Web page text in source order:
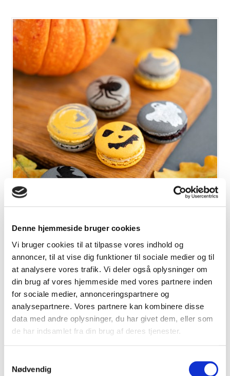
Denne hjemmeside bruger cookies
Vi bruger cookies til at tilpasse vores indhold og
annoncer, til at vise dig funktioner til sociale medier og til
at analysere vores trafik. Vi deler også oplysninger om
din brug af vores hjemmeside med vores partnere inden
for sociale medier, annonceringspartnere og
analysepartnere. Vores partnere kan kombinere disse
data med andre oplysninger, du har givet dem, eller som
de har indsamlet fra din brug af deres tjenester.
Nødvendig
VIS OPSKRIFT